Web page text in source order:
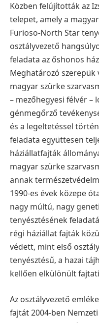
Közben felújították az
telepet, amely a
Furioso-North Star
osztályvezető
feladata az őshonos
Meghatározó szerepük
magyar szürke
– mezőhegyesi félvér –
génmegőrző
és a legeltetéssel
feladata együttesen
háziállatfajták
magyar szürke
annak
1990-es évek közepe
nagy múltú, nagy
tenyésztésének
régi háziállat fajták
védett, mint első
tenyésztésű, a hazai
kellően elkülönült
Az osztályvezető
fajtát 2004-ben